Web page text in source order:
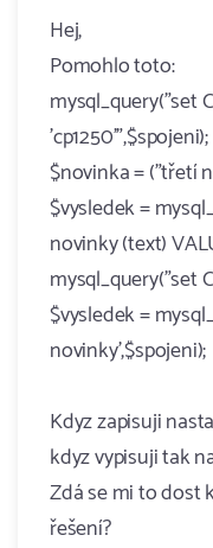
Hej,
Pomohlo toto:
mysql_query("set
'cp1250'",$spojeni);
$novinka = ("třetí
$vysledek =
novinky (text)
mysql_query("set
$vysledek =
novinky',$spojeni);
Kdyz zapisuji
kdyz vypisuji tak
Zdá se mi to dost
řešení?